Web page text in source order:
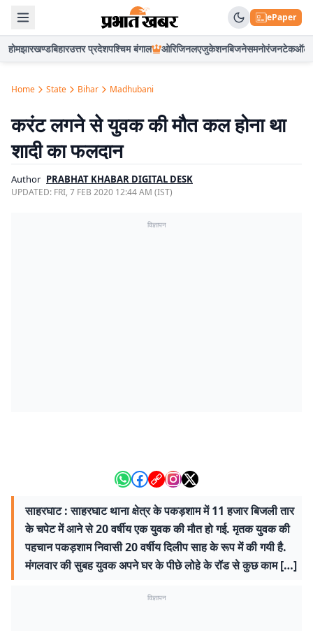
ePaper
होमझारखण्डबिहारउत्तर प्रदेशपश्चिम बंगाल ओरिजिनलएजुकेशनबिजनेसमनोरंजनटेकऑटो
Home State Bihar Madhubani
करंट लगने से युवक की मौत कल होना था
शादी का फलदान
Author PRABHAT KHABAR DIGITAL DESK
UPDATED: FRI, 7 FEB 2020 12:44 AM (IST)
विज्ञापन
साहरघाट : साहरघाट थाना क्षेत्र के पकड़शाम में 11 हजार बिजली तार
के चपेट में आने से 20 वर्षीय एक युवक की मौत हो गई. मृतक युवक की
पहचान पकड़शाम निवासी 20 वर्षीय दिलीप साह के रूप में की गयी है.
मंगलवार की सुबह युवक अपने घर के पीछे लोहे के रॉड से कुछ काम […]
विज्ञापन